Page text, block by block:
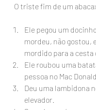
O triste fim de um
Ele pegou um
mordeu, não gostou,
mordido para a cesta
Ele roubou uma
pessoa no Mac
Deu uma lambidona
elevador.